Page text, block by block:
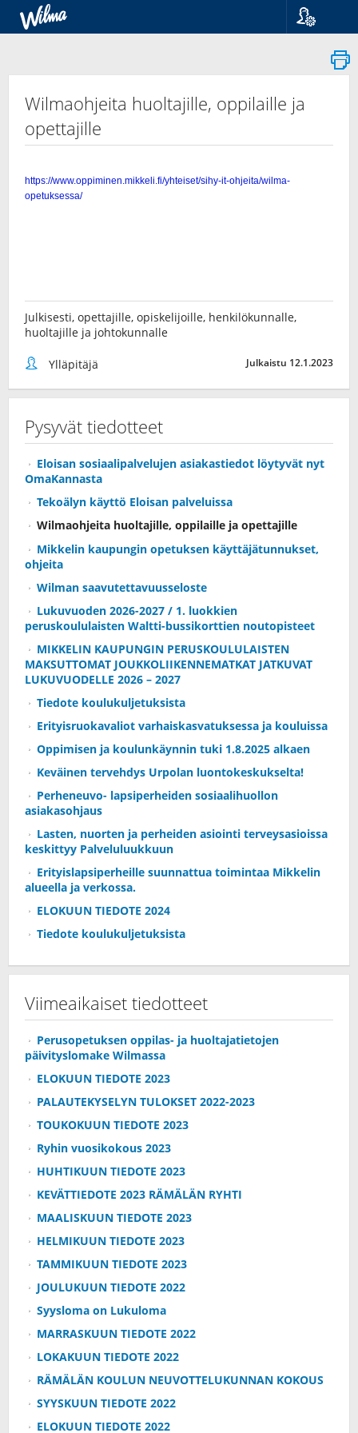
Suomi
Svenska
Wilmaohjeita huoltajille, oppilaille ja
opettajille
Julkisesti, opettajille, opiskelijoille, henkilökunnalle,
huoltajille ja johtokunnalle
Ylläpitäjä Julkaistu 12.1.2023
Pysyvät tiedotteet
Eloisan sosiaalipalvelujen asiakastiedot löytyvät nyt
OmaKannasta
Tekoälyn käyttö Eloisan palveluissa
Wilmaohjeita huoltajille, oppilaille ja opettajille
Mikkelin kaupungin opetuksen käyttäjätunnukset,
ohjeita
Wilman saavutettavuusseloste
Lukuvuoden 2026-2027 / 1. luokkien
peruskoululaisten Waltti-bussikorttien noutopisteet
MIKKELIN KAUPUNGIN PERUSKOULULAISTEN
MAKSUTTOMAT JOUKKOLIIKENNEMATKAT JATKUVAT
LUKUVUODELLE 2026 – 2027
Tiedote koulukuljetuksista
Erityisruokavaliot varhaiskasvatuksessa ja kouluissa
Oppimisen ja koulunkäynnin tuki 1.8.2025 alkaen
Keväinen tervehdys Urpolan luontokeskukselta!
Perheneuvo- lapsiperheiden sosiaalihuollon
asiakasohjaus
Lasten, nuorten ja perheiden asiointi terveysasioissa
keskittyy Palveluluukkuun
Erityislapsiperheille suunnattua toimintaa Mikkelin
alueella ja verkossa.
ELOKUUN TIEDOTE 2024
Tiedote koulukuljetuksista
Viimeaikaiset tiedotteet
Perusopetuksen oppilas- ja huoltajatietojen
päivityslomake Wilmassa
ELOKUUN TIEDOTE 2023
PALAUTEKYSELYN TULOKSET 2022-2023
TOUKOKUUN TIEDOTE 2023
Ryhin vuosikokous 2023
HUHTIKUUN TIEDOTE 2023
KEVÄTTIEDOTE 2023 RÄMÄLÄN RYHTI
MAALISKUUN TIEDOTE 2023
HELMIKUUN TIEDOTE 2023
TAMMIKUUN TIEDOTE 2023
JOULUKUUN TIEDOTE 2022
Syysloma on Lukuloma
MARRASKUUN TIEDOTE 2022
LOKAKUUN TIEDOTE 2022
RÄMÄLÄN KOULUN NEUVOTTELUKUNNAN KOKOUS
SYYSKUUN TIEDOTE 2022
ELOKUUN TIEDOTE 2022